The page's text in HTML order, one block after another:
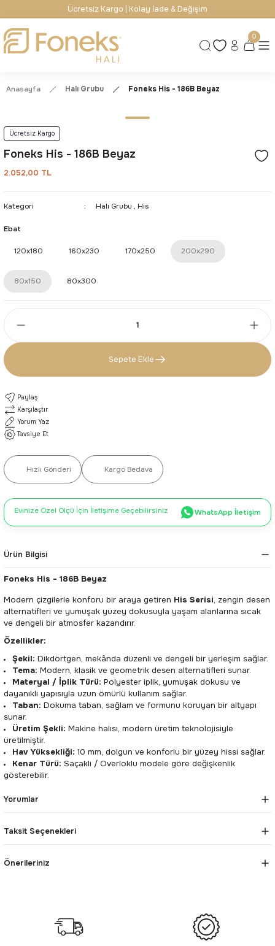
Ücretsiz Kargo | Kolay İade & Değişim
0
Anasayfa Halı Grubu Foneks His - 186B Beyaz
Ücretsiz Kargo
Foneks His - 186B Beyaz
2.052,00 TL
Kategori Halı Grubu , His
Ebat
120x180 160x230 170x250 200x290
80x150 80x300
Sepete Ekle
Paylaş
Karşılaştır
Yorum Yaz
Tavsiye Et
Hızlı Gönderi Kargo Bedava
Evinize Özel Ölçü İçin İletişime Geçebilirsiniz WhatsApp İletişim
Ürün Bilgisi
Foneks His - 186B Beyaz
Modern çizgilerle konforu bir araya getiren His Serisi, zengin desen
alternatifleri ve yumuşak yüzey dokusuyla yaşam alanlarına sıcak
ve dengeli bir atmosfer kazandırır.
Özellikler:
Şekil: Dikdörtgen, mekânda düzenli ve dengeli bir yerleşim sağlar.
Tema: Modern, klasik ve geometrik desen alternatifleri sunar.
Materyal / İplik Türü: Polyester iplik, yumuşak dokusu ve
dayanıklı yapısıyla uzun ömürlü kullanım sağlar.
Taban: Dokuma taban, sağlam ve formunu koruyan bir altyapı
sunar.
Üretim Şekli: Makine halısı, modern üretim teknolojisiyle
üretilmiştir.
Hav Yüksekliği: 10 mm, dolgun ve konforlu bir yüzey hissi sağlar.
Kenar Türü: Saçaklı / Overloklu modele göre değişkenlik
gösterebilir.
Yorumlar
Taksit Seçenekleri
Önerileriniz